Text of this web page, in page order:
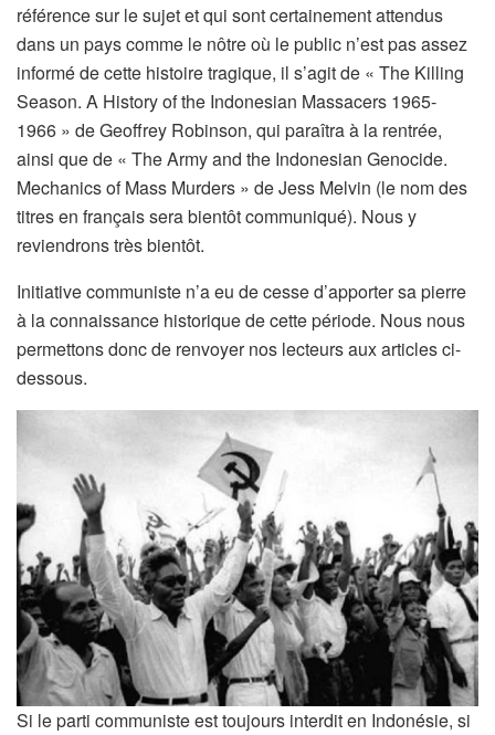
référence sur le sujet et qui sont certainement attendus
dans un pays comme le nôtre où le public n’est pas assez
informé de cette histoire tragique, il s’agit de « The Killing
Season. A History of the Indonesian Massacers 1965-
1966 » de Geoffrey Robinson, qui paraîtra à la rentrée,
ainsi que de « The Army and the Indonesian Genocide.
Mechanics of Mass Murders » de Jess Melvin (le nom des
titres en français sera bientôt communiqué). Nous y
reviendrons très bientôt.
Initiative communiste n’a eu de cesse d’apporter sa pierre
à la connaissance historique de cette période. Nous nous
permettons donc de renvoyer nos lecteurs aux articles ci-
dessous.
Si le parti communiste est toujours interdit en Indonésie, si